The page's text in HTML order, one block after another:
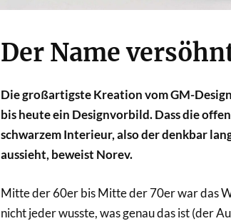
Der Name
Die großartigste Kreation vom GM-
bis heute ein Designvorbild. Dass die
schwarzem Interieur, also der denkbar
aussieht, beweist Norev.
Mitte der 60er bis Mitte der 70er war das
nicht jeder wusste, was genau das ist (der